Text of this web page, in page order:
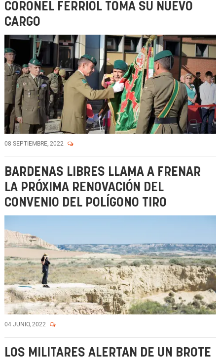
CORONEL FERRIOL TOMA SU NUEVO
CARGO
08 SEPTIEMBRE, 2022
BARDENAS LIBRES LLAMA A FRENAR
LA PRÓXIMA RENOVACIÓN DEL
CONVENIO DEL POLÍGONO TIRO
04 JUNIO, 2022
LOS MILITARES ALERTAN DE UN BROTE